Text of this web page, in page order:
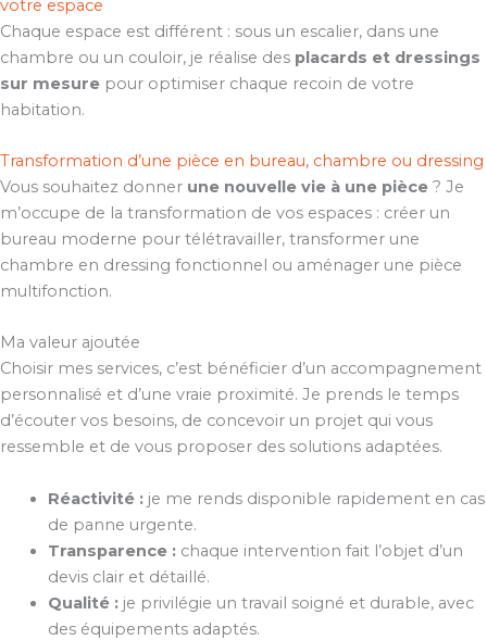
votre espace
Chaque espace est différent : sous un escalier, dans une
chambre ou un couloir, je réalise des placards et dressings
sur mesure pour optimiser chaque recoin de votre
habitation.
Transformation d’une pièce en bureau, chambre ou dressing
Vous souhaitez donner une nouvelle vie à une pièce ? Je
m’occupe de la transformation de vos espaces : créer un
bureau moderne pour télétravailler, transformer une
chambre en dressing fonctionnel ou aménager une pièce
multifonction.
Ma valeur ajoutée
Choisir mes services, c’est bénéficier d’un accompagnement
personnalisé et d’une vraie proximité. Je prends le temps
d’écouter vos besoins, de concevoir un projet qui vous
ressemble et de vous proposer des solutions adaptées.
Réactivité :je me rends disponible rapidement en cas
de panne urgente.
Transparence :chaque intervention fait l’objet d’un
devis clair et détaillé.
Qualité :je privilégie un travail soigné et durable, avec
des équipements adaptés.